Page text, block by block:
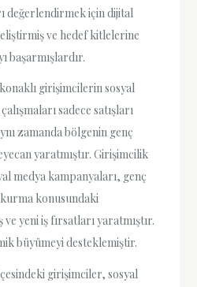
değerlendirmek için dijital
ve hedef kitlelerine
başarmışlardır.
girişimcilerin sosyal
sadece satışları
zamanda bölgenin genç
yaratmıştır. Girişimcilik
medya kampanyaları, genç
konusundaki
yeni iş fırsatları yaratmıştır.
büyümeyi desteklemiştir.
girişimciler, sosyal